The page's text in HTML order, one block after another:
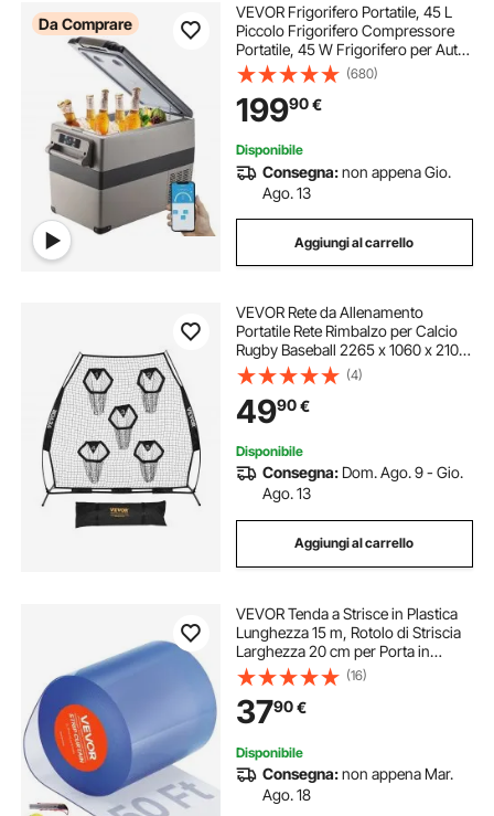
Da Comprare
VEVOR Frigorifero Portatile, 45 L
Piccolo Frigorifero Compressore
Portatile, 45 W Frigorifero per Auto,
27 x 14 x 18 Pollici, Congelatore
Domestico, Frigorifero da Viaggio
Piccolo Congelatore per Auto
(680)
19990€
Disponibile
Consegna:non appena Gio.
Ago. 13
Aggiungi al carrello
VEVOR Rete da Allenamento
Portatile Rete Rimbalzo per Calcio
Rugby Baseball 2265 x 1060 x 2100
mm con 5 Tasche per Bersagli,
Borsa Portaoggetti Portatile e
Cinghie, Allenamento con
Bersaglio, Nero
(4)
4990€
Disponibile
Consegna: Dom. Ago. 9 - Gio.
Ago. 13
Aggiungi al carrello
VEVOR Tenda a Strisce in Plastica
Lunghezza 15 m, Rotolo di Striscia
Larghezza 20 cm per Porta in
Plastica Liscia per Porte, Tenda a
Strisce Trasparente per Magazzino,
Frigoriferi, Congelatori
(16)
3790€
Disponibile
Consegna:non appena Mar.
Ago. 18